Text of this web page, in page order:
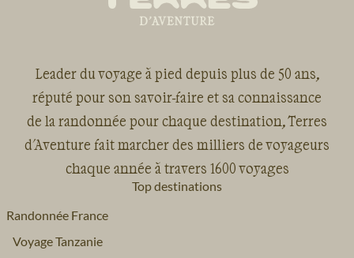
Leader du voyage à pied depuis plus de 50 ans,
réputé pour son savoir-faire et sa connaissance
de la randonnée pour chaque destination, Terres
d'Aventure fait marcher des milliers de voyageurs
chaque année à travers 1600 voyages
Top destinations
Randonnée France
Voyage Tanzanie